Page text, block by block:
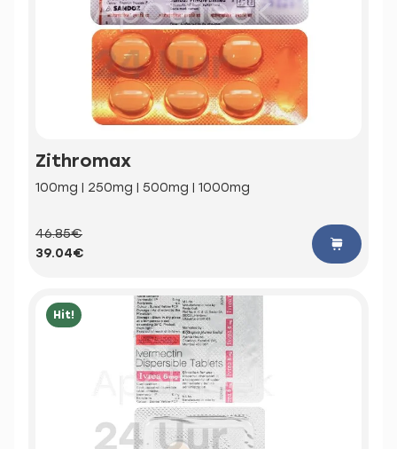
Zithromax
100mg | 250mg | 500mg | 1000mg
46.85€
39.04€
Hit!